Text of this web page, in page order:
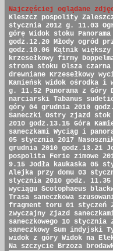
Najczęściej oglądane
Kleszcz pospolity
stycznia 2012 g. 11.03
górę Widok stoku
godz.12.20 Młody ogród
godz.10.06 Kątnik większy
krzesełkowy firmy
strona stoku Olsza czarna
drewniane Krzesełkowy
Kamieńsk widok ośrodka i
g. 11.52 Panorama z Góry
narciarski Tabanus
góry 04 grudnia 2010
Saneczki Ostry zjazd stok
2010 godz.13.15 Góra
saneczkami Wyciąg i
05 stycznia 2017
grudnia 2010 godz.13.21
pospolita Ferie zimowe
9.15 Jodła kaukaska 05
Alejka przy domu 03
stycznia 2010 godz. 11.35
wyciągu Scotophaeus
Trasa saneczkowa
fragment toru 01 styczeń
zwyczajny Zjazd
saneczkowego 10 stycznia
saneczkowy Sum indyjski
widok z góry Widok na
Na szczycie Brzoza